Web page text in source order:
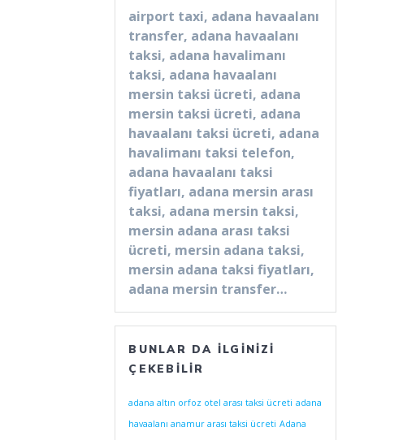
airport taxi, adana havaalanı
transfer, adana havaalanı
taksi, adana havalimanı
taksi, adana havaalanı
mersin taksi ücreti, adana
mersin taksi ücreti, adana
havaalanı taksi ücreti, adana
havalimanı taksi telefon,
adana havaalanı taksi
fiyatları, adana mersin arası
taksi, adana mersin taksi,
mersin adana arası taksi
ücreti, mersin adana taksi,
mersin adana taksi fiyatları,
adana mersin transfer…
BUNLAR DA İLGINIZI
ÇEKEBILIR
adana altın orfoz otel arası taksi ücreti adana
havaalanı anamur arası taksi ücreti Adana